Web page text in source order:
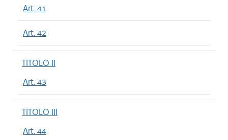
Art. 41
Art. 42
TITOLO II
Art. 43
TITOLO III
Art. 44